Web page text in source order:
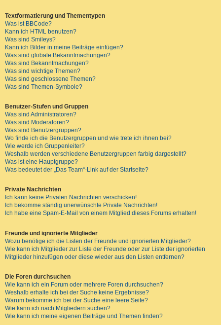
Textformatierung und Thementypen
Was ist BBCode?
Kann ich HTML benutzen?
Was sind Smileys?
Kann ich Bilder in meine Beiträge einfügen?
Was sind globale Bekanntmachungen?
Was sind Bekanntmachungen?
Was sind wichtige Themen?
Was sind geschlossene Themen?
Was sind Themen-Symbole?
Benutzer-Stufen und Gruppen
Was sind Administratoren?
Was sind Moderatoren?
Was sind Benutzergruppen?
Wo finde ich die Benutzergruppen und wie trete ich ihnen bei?
Wie werde ich Gruppenleiter?
Weshalb werden verschiedene Benutzergruppen farbig dargestellt?
Was ist eine Hauptgruppe?
Was bedeutet der „Das Team“-Link auf der Startseite?
Private Nachrichten
Ich kann keine Privaten Nachrichten verschicken!
Ich bekomme ständig unerwünschte Private Nachrichten!
Ich habe eine Spam-E-Mail von einem Mitglied dieses Forums erhalten!
Freunde und ignorierte Mitglieder
Wozu benötige ich die Listen der Freunde und ignorierten Mitglieder?
Wie kann ich Mitglieder zur Liste der Freunde oder zur Liste der ignorierten
Mitglieder hinzufügen oder diese wieder aus den Listen entfernen?
Die Foren durchsuchen
Wie kann ich ein Forum oder mehrere Foren durchsuchen?
Weshalb erhalte ich bei der Suche keine Ergebnisse?
Warum bekomme ich bei der Suche eine leere Seite?
Wie kann ich nach Mitgliedern suchen?
Wie kann ich meine eigenen Beiträge und Themen finden?